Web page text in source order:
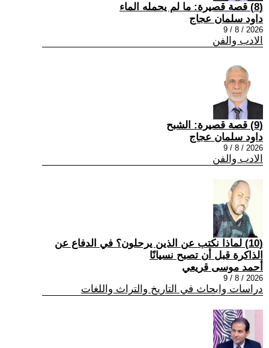
(8) قصة قصيرة: ما لم يحمله الماء
داود سلمان عجاج
2026 / 8 / 9
الادب والفن
(9) قصة قصيرة: الشبح
داود سلمان عجاج
2026 / 8 / 9
الادب والفن
(10) لماذا نكتب عن الذين يرحلون؟ في الدفاع عن
الذاكرة قبل أن تصبح نسيانًا
أحمد موسى قريعي
2026 / 8 / 9
دراسات وابحاث في التاريخ والتراث واللغات